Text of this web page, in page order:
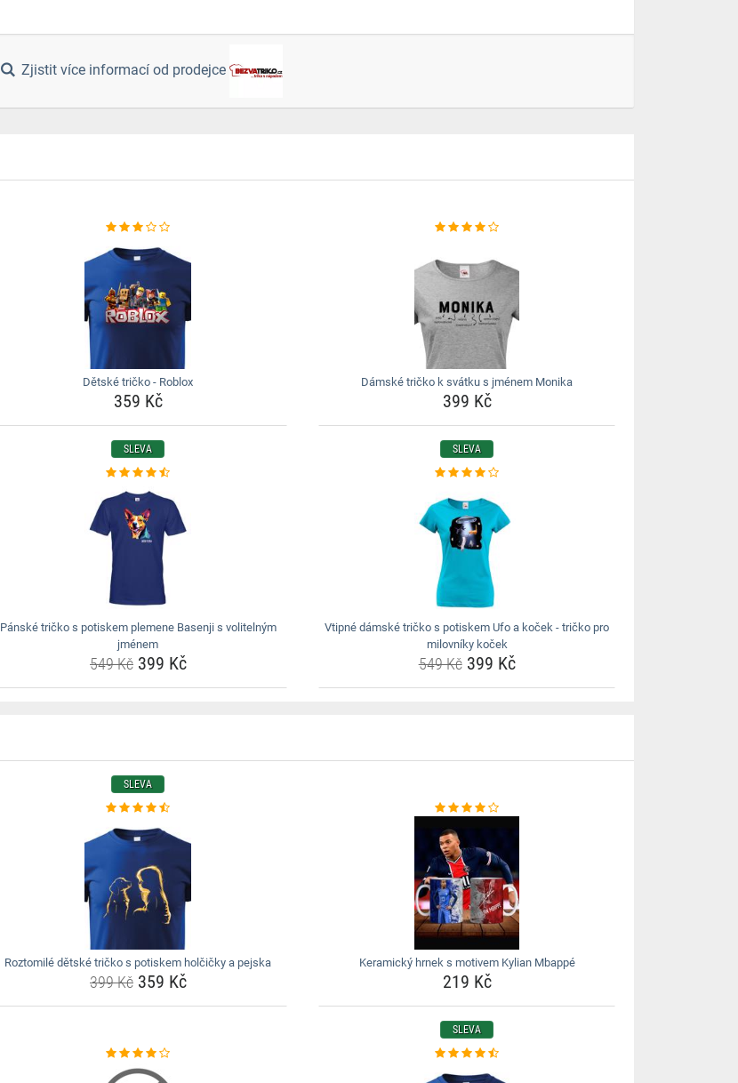
Zjistit více informací od prodejce
Dětské tričko - Roblox
359 Kč
Dámské tričko k svátku s jménem Monika
399 Kč
SLEVA
Pánské tričko s potiskem plemene Basenji s volitelným
jménem
549 Kč399 Kč
SLEVA
Vtipné dámské tričko s potiskem Ufo a koček - tričko pro
milovníky koček
549 Kč399 Kč
SLEVA
Roztomilé dětské tričko s potiskem holčičky a pejska
399 Kč359 Kč
Keramický hrnek s motivem Kylian Mbappé
219 Kč
SLEVA